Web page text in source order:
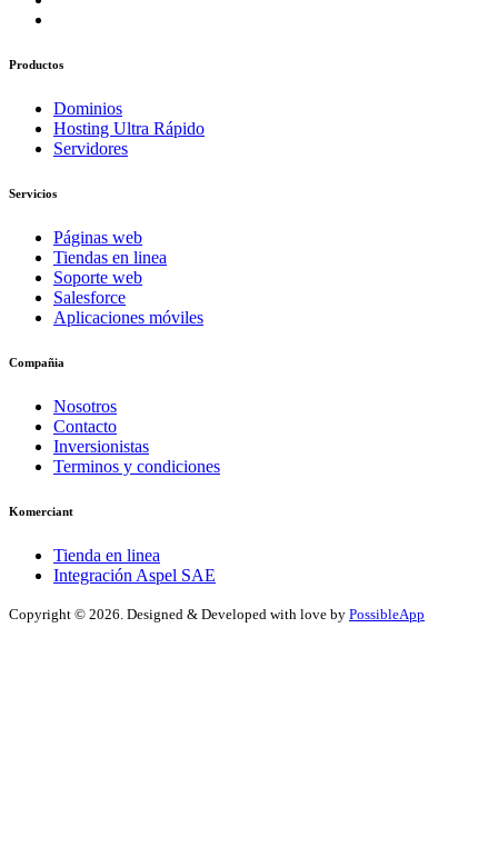
Productos
Dominios
Hosting Ultra Rápido
Servidores
Servicios
Páginas web
Tiendas en linea
Soporte web
Salesforce
Aplicaciones móviles
Compañia
Nosotros
Contacto
Inversionistas
Terminos y condiciones
Komerciant
Tienda en linea
Integración Aspel SAE
Copyright © 2026. Designed & Developed with love by PossibleApp